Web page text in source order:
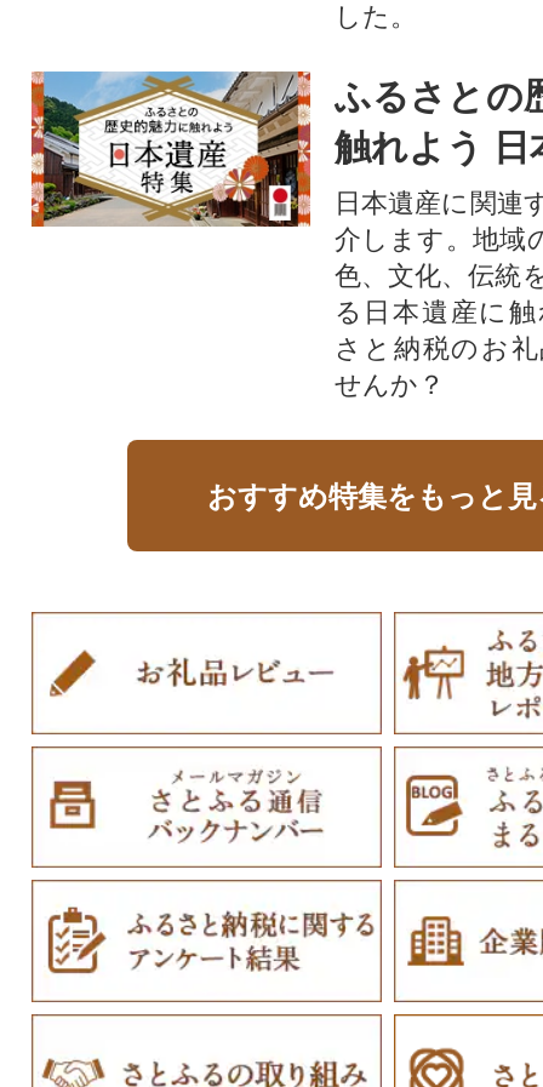
した。
ふるさとの
触れよう 日
日本遺産に関連
介します。地域
色、文化、伝統
る日本遺産に
さと納税のお
せんか？​​​
おすすめ特集をもっと